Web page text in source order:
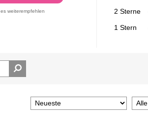
weiterempfehlen 2 Sterne
1 Stern